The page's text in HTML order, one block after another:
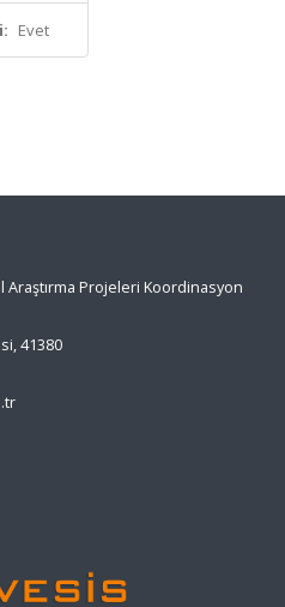
Evet
Projeleri Koordinasyon
41380